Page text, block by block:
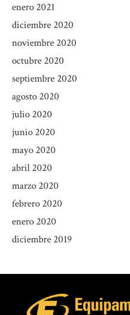
enero 2021
diciembre 2020
noviembre 2020
octubre 2020
septiembre 2020
agosto 2020
julio 2020
junio 2020
mayo 2020
abril 2020
marzo 2020
febrero 2020
enero 2020
diciembre 2019